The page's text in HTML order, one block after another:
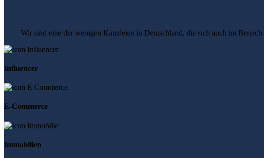
Wir sind eine der wenigen Kanzleien in Deutschland, die sich auch im Bereich
Influencer
E-Commerce
Immobilien